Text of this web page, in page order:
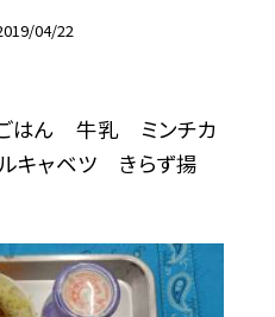
04/22
はん 牛乳 ミンチカ
キャベツ きらず揚